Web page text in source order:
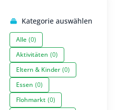
Kategorie auswählen
Alle (0)
Aktivitäten (0)
Eltern & Kinder (0)
Essen (0)
Flohmarkt (0)